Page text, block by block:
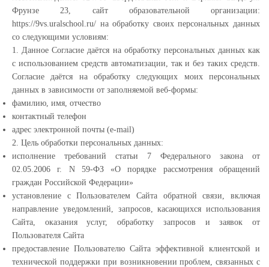
Фрунзе 23, сайт образовательной организации:
https://9vs.uralschool.ru/ на обработку своих персональных данных
со следующими условиям:
1. Данное Согласие даётся на обработку персональных данных как
с использованием средств автоматизации, так и без таких средств.
Согласие даётся на обработку следующих моих персональных
данных в зависимости от заполняемой веб-формы:
фамилию, имя, отчество
контактный телефон
адрес электронной почты (e-mail)
2. Цель обработки персональных данных:
исполнение требований статьи 7 Федерального закона от
02.05.2006 г. N 59-ФЗ «О порядке рассмотрения обращений
граждан Российской Федерации»
установление с Пользователем Сайта обратной связи, включая
направление уведомлений, запросов, касающихся использования
Сайта, оказания услуг, обработку запросов и заявок от
Пользователя Сайта
предоставление Пользователю Сайта эффективной клиентской и
технической поддержки при возникновении проблем, связанных с